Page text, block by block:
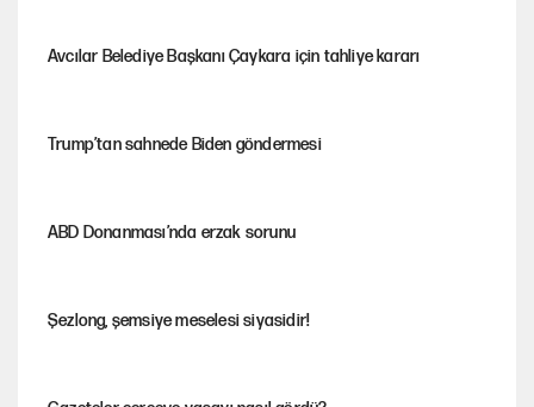
Avcılar Belediye Başkanı Çaykara için tahliye kararı
Trump’tan sahnede Biden göndermesi
ABD Donanması’nda erzak sorunu
Şezlong, şemsiye meselesi siyasidir!